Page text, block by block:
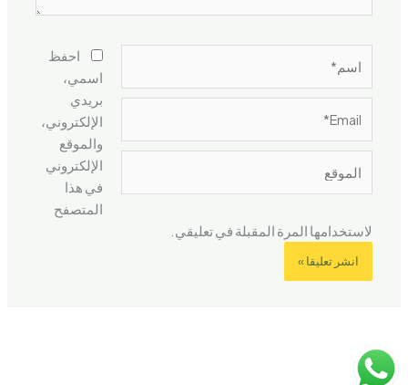
احفظ
اسمي،
بريدي
الإلكتروني،
والموقع
الإلكتروني
في هذا
المتصفح
لاستخدامها المرة المقبلة في تعليقي.